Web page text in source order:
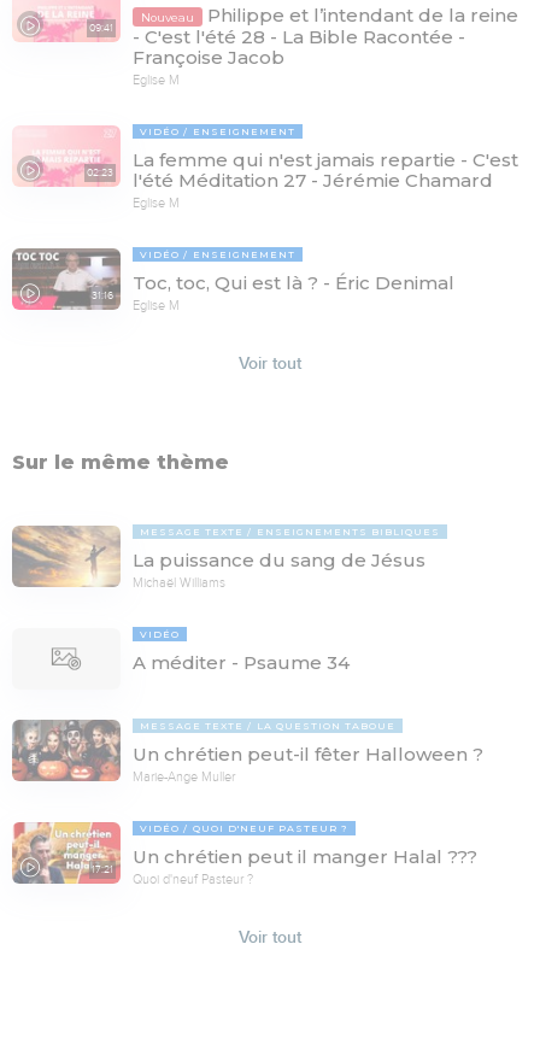
09:41
Nouveau
Philippe et l’intendant de la reine
- C'est l'été 28 - La Bible Racontée -
Françoise Jacob
Eglise M
02:23
VIDÉO ENSEIGNEMENT
La femme qui n'est jamais repartie - C'est
l'été Méditation 27 - Jérémie Chamard
Eglise M
31:16
VIDÉO ENSEIGNEMENT
Toc, toc, Qui est là ? - Éric Denimal
Eglise M
Voir tout
Sur le même thème
MESSAGE TEXTE ENSEIGNEMENTS BIBLIQUES
La puissance du sang de Jésus
Michaël Williams
VIDÉO
A méditer - Psaume 34
MESSAGE TEXTE LA QUESTION TABOUE
Un chrétien peut-il fêter Halloween ?
Marie-Ange Muller
17:21
VIDÉO QUOI D'NEUF PASTEUR ?
Un chrétien peut il manger Halal ???
Quoi d'neuf Pasteur ?
Voir tout